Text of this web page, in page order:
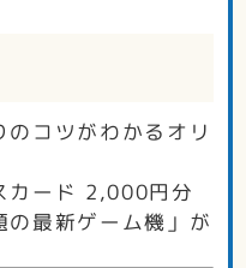
コツがわかるオリ
カード 2,000円分
最新ゲーム機」が